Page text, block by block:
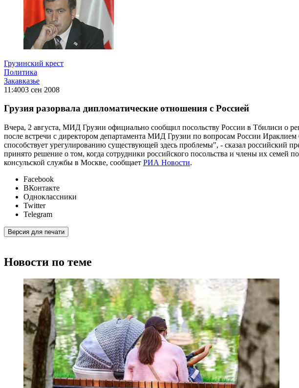
Грузинский крест
Политика
Закавказье
11:4003 сен 2008
Грузия разорвала дипломатические отношения с Россией
Вчера, 2 августа, МИД Грузии официально сообщил посольству России в Тбилиси о
после встречи с директором департамента МИД Грузии по вопросам России
способствует урегулированию существующей здесь проблемы", - сказал российский
принято решение о том, когда сотрудники российского посольства и члены их семей
консульской службы в Москве, сообщает РИА Новости.
Facebook
ВКонтакте
Одноклассники
Twitter
Telegram
Версия для печати
Новости по теме